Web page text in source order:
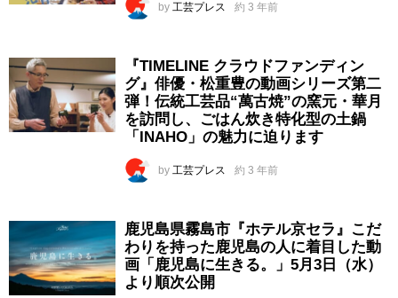
by 工芸プレス 約 3 年前
『TIMELINE クラウドファンディン
グ』俳優・松重豊の動画シリーズ第二
弾！伝統工芸品“萬古焼”の窯元・華月
を訪問し、ごはん炊き特化型の土鍋
「INAHO」の魅力に迫ります
by 工芸プレス 約 3 年前
鹿児島県霧島市『ホテル京セラ』こだ
わりを持った鹿児島の人に着目した動
画「鹿児島に生きる。」5月3日（水）
より順次公開